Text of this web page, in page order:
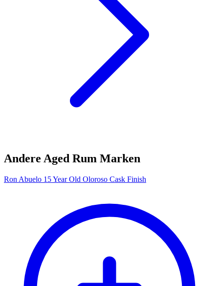
Andere Aged Rum Marken
Ron Abuelo 15 Year Old Oloroso Cask Finish